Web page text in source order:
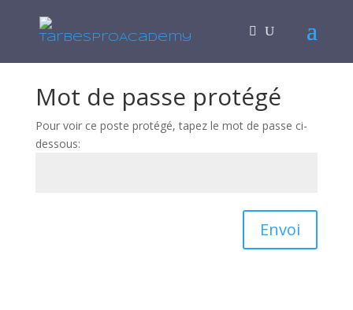
Mot de passe protégé
Pour voir ce poste protégé, tapez le mot de passe ci-
dessous:
Envoi